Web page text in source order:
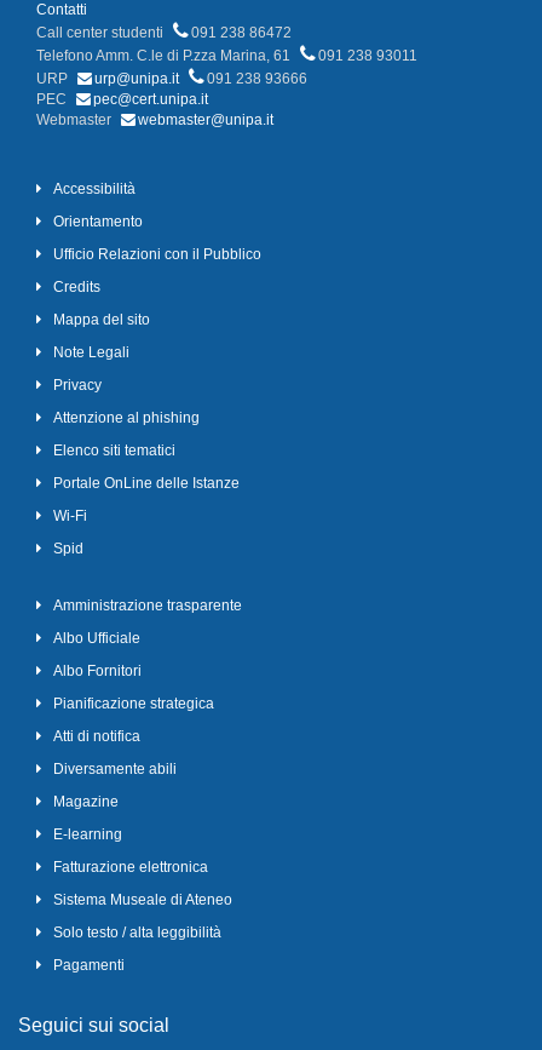
Contatti
Call center studenti
091 238 86472
Telefono Amm. C.le di P.zza Marina, 61
091 238 93011
URP
urp@unipa.it
091 238 93666
PEC
pec@cert.unipa.it
Webmaster
webmaster@unipa.it
Accessibilità
Orientamento
Ufficio Relazioni con il Pubblico
Credits
Mappa del sito
Note Legali
Privacy
Attenzione al phishing
Elenco siti tematici
Portale OnLine delle Istanze
Wi-Fi
Spid
Amministrazione trasparente
Albo Ufficiale
Albo Fornitori
Pianificazione strategica
Atti di notifica
Diversamente abili
Magazine
E-learning
Fatturazione elettronica
Sistema Museale di Ateneo
Solo testo / alta leggibilità
Pagamenti
Seguici sui social